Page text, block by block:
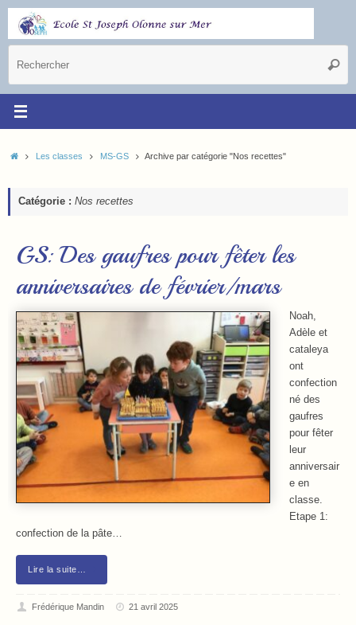
Les classes MS-GS Archive par catégorie "Nos recettes"
Catégorie : Nos recettes
GS: Des gaufres pour fêter les
anniversaires de février/mars
Noah,
Adèle et
cataleya
ont
confection
né des
gaufres
pour fêter
leur
anniversair
e en
classe.
Etape 1:
confection de la pâte…
Lire la suite…
Frédérique Mandin 21 avril 2025